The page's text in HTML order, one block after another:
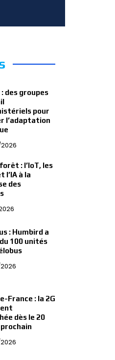
: des groupes
pour
l’adaptation
: l’IoT, les
l’IA à la
des
: Humbird a
100 unités
France : la 2G
dès le 20